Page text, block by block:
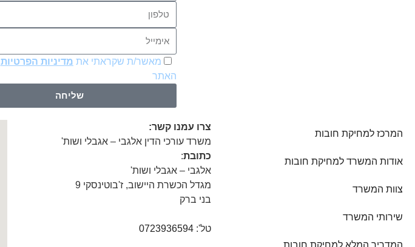
מאשר/ת שקראתי את מדיניות הפרטיות
האתר
שליחה
המרכז למחיקת חובות
אודות המשרד למחיקת חובות
צוות המשרד
שירותי המשרד
המדריך המלא למחיקת חובות
צרו עמנו קשר:
משרד עורכי הדין אלגבי – אגבלי ושות'
כתובת:
אלגבי – אגבלי ושות'
מגדל הכשרת היישוב, ז'בוטינסקי 9
בני ברק
טל': 0723936594